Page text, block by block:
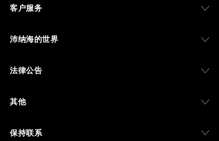
客户服务
沛纳海的世界
法律公告
其他
保持联系